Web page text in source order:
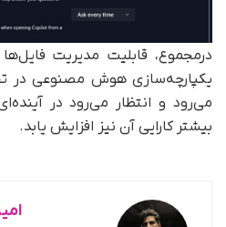
درمجموع، قابلیت مدیریت
یکپارچه‌سازی هوش مصنوعی در
می‌رود و انتظار می‌رود در
بیشتر کارایی آن نیز افزایش یابد.